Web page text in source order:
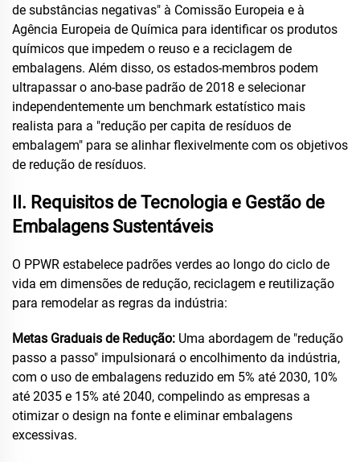
de substâncias negativas" à Comissão Europeia e à
Agência Europeia de Química para identificar os produtos
químicos que impedem o reuso e a reciclagem de
embalagens. Além disso, os estados-membros podem
ultrapassar o ano-base padrão de 2018 e selecionar
independentemente um benchmark estatístico mais
realista para a "redução per capita de resíduos de
embalagem" para se alinhar flexivelmente com os objetivos
de redução de resíduos.
II. Requisitos de Tecnologia e Gestão de
Embalagens Sustentáveis
O PPWR estabelece padrões verdes ao longo do ciclo de
vida em dimensões de redução, reciclagem e reutilização
para remodelar as regras da indústria:
Metas Graduais de Redução: Uma abordagem de "redução
passo a passo" impulsionará o encolhimento da indústria,
com o uso de embalagens reduzido em 5% até 2030, 10%
até 2035 e 15% até 2040, compelindo as empresas a
otimizar o design na fonte e eliminar embalagens
excessivas.